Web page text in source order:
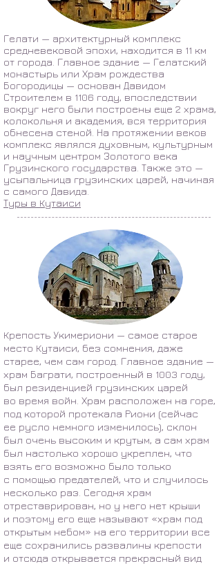
Гелати — архитектурный комплекс
средневековой эпохи, находится в 11 км
от города. Главное здание — Гелатский
монастырь или Храм рождества
Богородицы — основан Давидом
Строителем в 1106 году, впоследствии
вокруг него были построены еще 2 храма,
колокольня и академия, вся территория
обнесена стеной. На протяжении веков
комплекс являлся духовным, культурным
и научным центром Золотого века
Грузинского государства. Также это —
усыпальница грузинских царей, начиная
с самого Давида.
Туры в Кутаиси
Крепость Укимериони — самое старое
место Кутаиси, без сомнения, даже
старее, чем сам город. Главное здание —
храм Баграти, построенный в 1003 году,
был резиденцией грузинских царей
во время войн. Храм расположен на горе,
под которой протекала Риони (сейчас
ее русло немного изменилось), склон
был очень высоким и крутым, а сам храм
был настолько хорошо укреплен, что
взять его возможно было только
с помощью предателей, что и случилось
несколько раз. Сегодня храм
отреставрирован, но у него нет крыши
и поэтому его еще называют «храм под
открытым небом» на его территории все
еще сохранились развалины крепости
и отсюда открывается прекрасный вид